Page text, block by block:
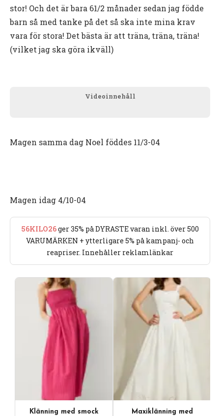
stor! Och det är bara 61/2 månader sedan jag födde
barn så med tanke på det så ska inte mina krav
vara för stora! Det bästa är att träna, träna, träna!
(vilket jag ska göra ikväll)
Videoinnehåll
Magen samma dag Noel föddes 11/3-04
Magen idag 4/10-04
56KILO26ger 35% på DYRASTE varan inkl. över 500
VARUMÄRKEN + ytterligare 5% på kampanj- och
reapriser. Innehåller reklamlänkar
Klänning med smock
Maxiklänning med